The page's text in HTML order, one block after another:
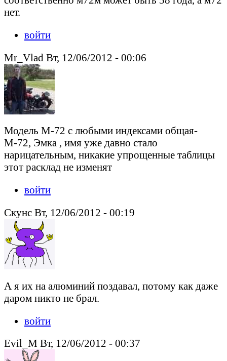
нет.
войти
Mr_Vlad Вт, 12/06/2012 - 00:06
Модель М-72 с любыми индексами общая-
М-72, Эмка , имя уже давно стало
нарицательным, никакие упрощенные таблицы
этот расклад не изменят
войти
Скунс Вт, 12/06/2012 - 00:19
А я их на алюминий поздавал, потому как даже
даром никто не брал.
войти
Evil_M Вт, 12/06/2012 - 00:37